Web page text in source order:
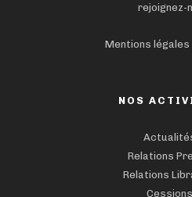
rejoignez-
Mentions légales
NOS
Relations
Relations
Cessions